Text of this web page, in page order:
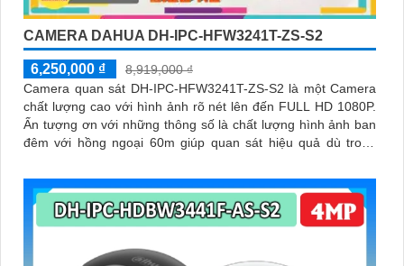
CAMERA DAHUA DH-IPC-HFW3241T-ZS-S2
6,250,000 ₫
8,919,000 ₫
Camera quan sát DH-IPC-HFW3241T-ZS-S2 là một Camera
chất lượng cao với hình ảnh rõ nét lên đến FULL HD 1080P.
Ấn tượng ơn với những thông số là chất lượng hình ảnh ban
đêm với hồng ngoại 60m giúp quan sát hiệu quả dù trong